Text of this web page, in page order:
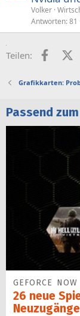
Volker
Antworten 81
Teilen:
Grafikkarten:
Passend
GEFORCE NOW
26 neue